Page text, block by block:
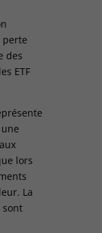
perte
des
ETF
lors
La
sont